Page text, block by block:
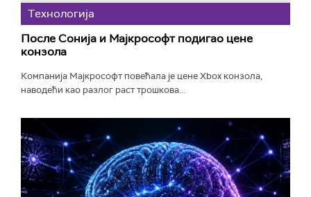
Технологијa
После Сонија и Мајкрософт подигао цене
конзола
Компанија Мајкрософт повећала је цене Xbox конзола,
наводећи као разлог раст трошкова...